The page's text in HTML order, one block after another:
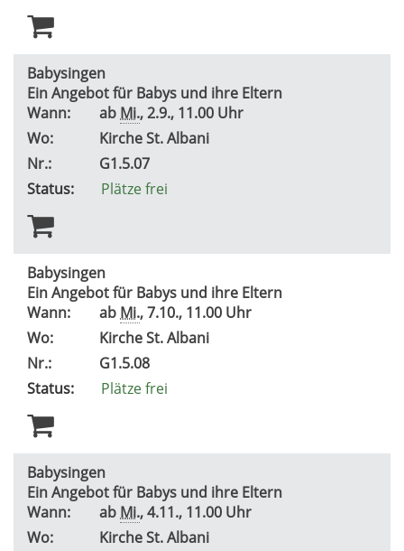
Babysingen
Ein Angebot für Babys und ihre Eltern
Wann:
ab Mi., 2.9., 11.00 Uhr
Wo:
Kirche St. Albani
Nr.:
G1.5.07
Status:
Plätze frei
Babysingen
Ein Angebot für Babys und ihre Eltern
Wann:
ab Mi., 7.10., 11.00 Uhr
Wo:
Kirche St. Albani
Nr.:
G1.5.08
Status:
Plätze frei
Babysingen
Ein Angebot für Babys und ihre Eltern
Wann:
ab Mi., 4.11., 11.00 Uhr
Wo:
Kirche St. Albani